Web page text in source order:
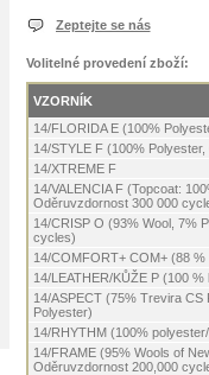
Zeptejte se nás
Volitelné provedení zboží:
VZORNÍK
14/FLORIDA E (100%
14/STYLE F (100%
14/XTREME F
14/VALENCIA F (Topcoat:
Oděruvzdornost 300 000
14/CRISP O (93% Wool, 7%
cycles)
14/COMFORT+ COM+ (88
14/LEATHER/KŮŽE P (100 %
14/ASPECT (75% Trevira CS
Polyester)
14/RHYTHM (100%
14/FRAME (95% Wools of
Oděruvzdornost 200,000